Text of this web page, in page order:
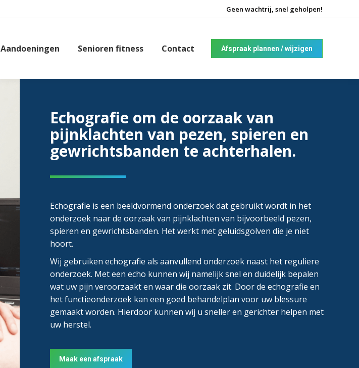
Geen wachtrij, snel geholpen!
Aandoeningen Senioren fitness Contact Afspraak plannen / wijzigen
Echografie om de oorzaak van
pijnklachten van pezen, spieren en
gewrichtsbanden te achterhalen.
Echografie is een beeldvormend onderzoek dat gebruikt wordt in het
onderzoek naar de oorzaak van pijnklachten van bijvoorbeeld pezen,
spieren en gewrichtsbanden. Het werkt met geluidsgolven die je niet
hoort.
Wij gebruiken echografie als aanvullend onderzoek naast het reguliere
onderzoek. Met een echo kunnen wij namelijk snel en duidelijk bepalen
wat uw pijn veroorzaakt en waar die oorzaak zit. Door de echografie en
het functieonderzoek kan een goed behandelplan voor uw blessure
gemaakt worden. Hierdoor kunnen wij u sneller en gerichter helpen met
uw herstel.
Maak een afspraak